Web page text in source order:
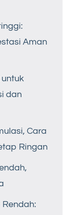
Aman
untuk
dan
Cara
Ringan